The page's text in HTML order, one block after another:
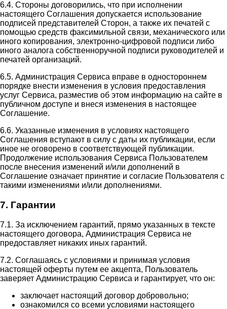
6.4. Стороны договорились, что при исполнении
настоящего Соглашения допускается использование
подписей представителей Сторон, а также их печатей с
помощью средств факсимильной связи, механического или
иного копирования, электронно-цифровой подписи либо
иного аналога собственноручной подписи руководителей и
печатей организаций.
6.5. Администрация Сервиса вправе в одностороннем
порядке внести изменения в условия предоставления
услуг Сервиса, разместив об этом информацию на сайте в
публичном доступе и внеся изменения в настоящее
Соглашение.
6.6. Указанные изменения в условиях настоящего
Соглашения вступают в силу с даты их публикации, если
иное не оговорено в соответствующей публикации.
Продолжение использования Сервиса Пользователем
после внесения изменений и/или дополнений в
Соглашение означает принятие и согласие Пользователя с
такими изменениями и/или дополнениями.
7. Гарантии
7.1. За исключением гарантий, прямо указанных в тексте
настоящего договора, Администрация Сервиса не
предоставляет никаких иных гарантий.
7.2. Соглашаясь с условиями и принимая условия
настоящей оферты путем ее акцепта, Пользователь
заверяет Администрацию Сервиса и гарантирует, что он:
заключает настоящий договор добровольно;
ознакомился со всеми условиями настоящего